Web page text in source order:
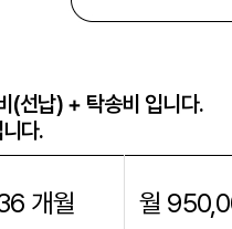
(선납) + 탁송비 입니다.
다.
개월 월